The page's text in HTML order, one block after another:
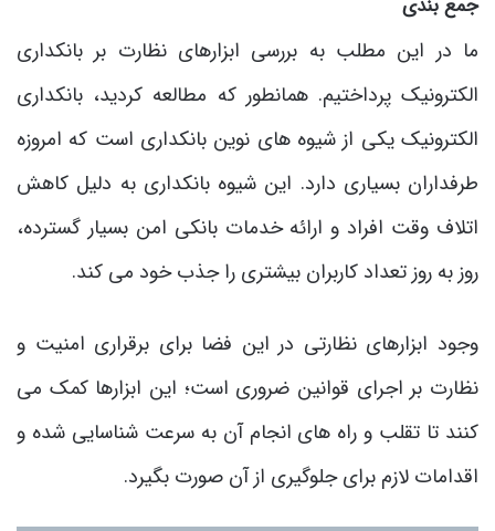
جمع بندی
ما در این مطلب به بررسی ابزارهای نظارت بر بانکداری
الکترونیک پرداختیم. همانطور که مطالعه کردید، بانکداری
الکترونیک یکی از شیوه های نوین بانکداری است که امروزه
طرفداران بسیاری دارد. این شیوه بانکداری به دلیل کاهش
اتلاف وقت افراد و ارائه خدمات بانکی امن بسیار گسترده،
روز به روز تعداد کاربران بیشتری را جذب خود می کند.
وجود ابزارهای نظارتی در این فضا برای برقراری امنیت و
نظارت بر اجرای قوانین ضروری است؛ این ابزارها کمک می
کنند تا تقلب و راه های انجام آن به سرعت شناسایی شده و
اقدامات لازم برای جلوگیری از آن صورت بگیرد.